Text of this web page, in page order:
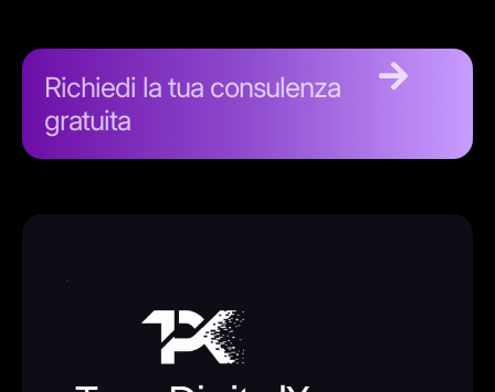
Richiedi la tua consulenza
gratuita